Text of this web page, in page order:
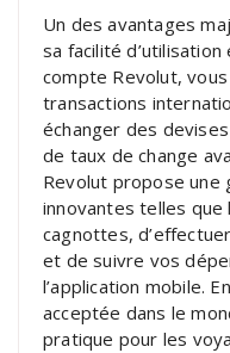
Un des avantages
sa facilité
compte Revolut,
transactions
échanger des
de taux de change
Revolut propose une
innovantes telles
cagnottes,
et de suivre vos
l’application mobile.
acceptée dans le
pratique pour les